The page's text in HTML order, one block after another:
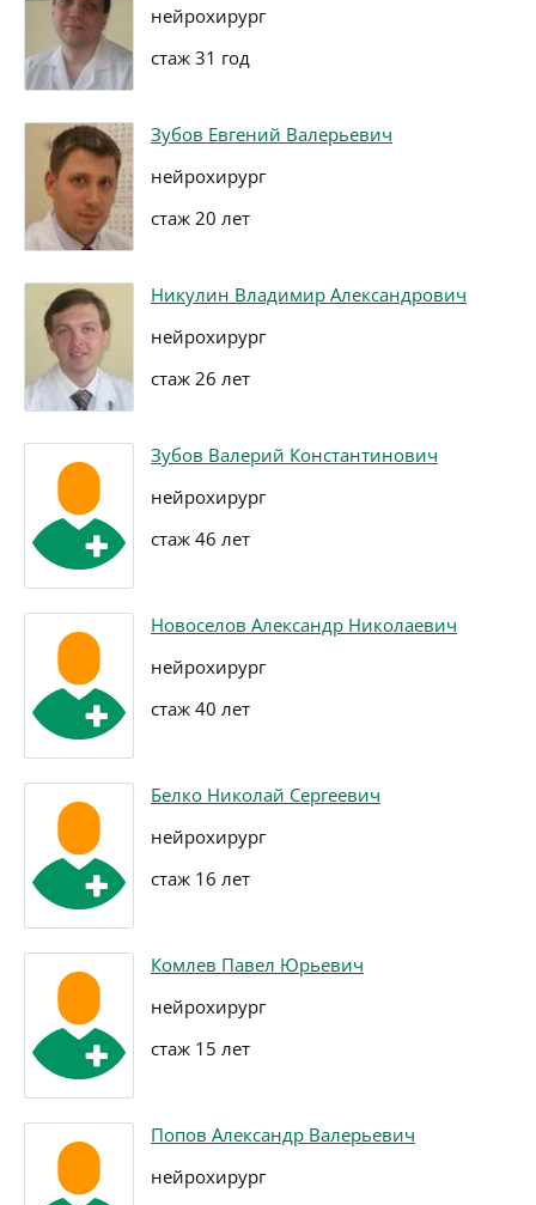
нейрохирург
стаж 31 год
Зубов Евгений Валерьевич
нейрохирург
стаж 20 лет
Никулин Владимир Александрович
нейрохирург
стаж 26 лет
Зубов Валерий Константинович
нейрохирург
стаж 46 лет
Новоселов Александр Николаевич
нейрохирург
стаж 40 лет
Белко Николай Сергеевич
нейрохирург
стаж 16 лет
Комлев Павел Юрьевич
нейрохирург
стаж 15 лет
Попов Александр Валерьевич
нейрохирург